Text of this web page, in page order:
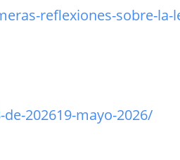
reflexiones-sobre-la-
202619-mayo-2026/